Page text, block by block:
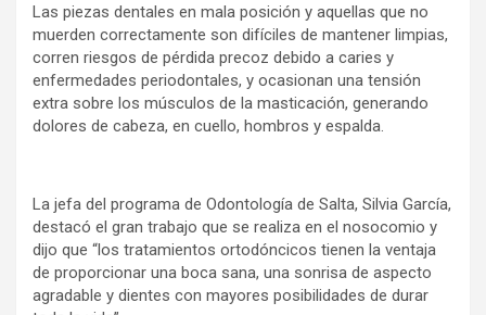
Las piezas dentales en mala posición y aquellas que no
muerden correctamente son difíciles de mantener limpias,
corren riesgos de pérdida precoz debido a caries y
enfermedades periodontales, y ocasionan una tensión
extra sobre los músculos de la masticación, generando
dolores de cabeza, en cuello, hombros y espalda.
La jefa del programa de Odontología de Salta, Silvia García,
destacó el gran trabajo que se realiza en el nosocomio y
dijo que “los tratamientos ortodóncicos tienen la ventaja
de proporcionar una boca sana, una sonrisa de aspecto
agradable y dientes con mayores posibilidades de durar